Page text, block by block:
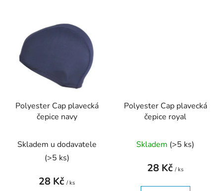
Polyester Cap plavecká
čepice navy
Skladem u dodavatele
(>5 ks)
28 Kč / ks
Polyester Cap plavecká
čepice royal
Skladem (>5 ks)
28 Kč / ks